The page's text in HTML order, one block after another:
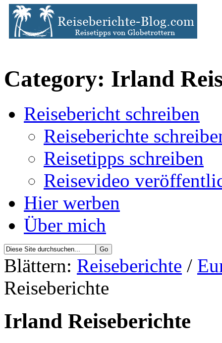
Category: Irland
Reisebericht schreiben
Reiseberichte
Reisetipps schreiben
Reisevideo
Hier werben
Über mich
Blättern: Reiseberichte /
Reiseberichte
Irland Reiseberichte